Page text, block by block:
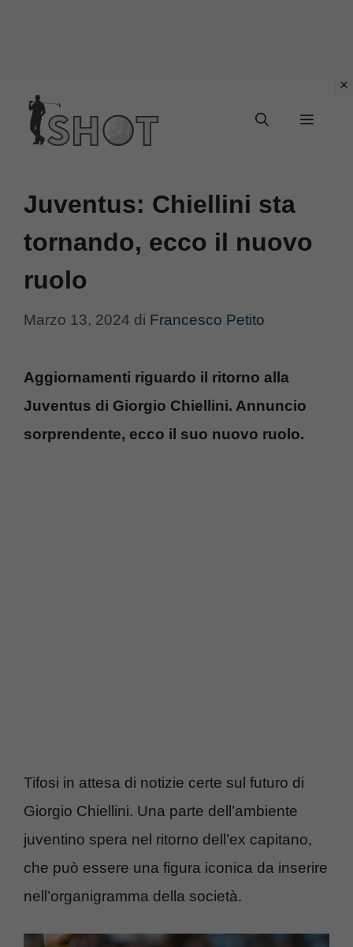
contenuto
Menu
Juventus: Chiellini sta
tornando, ecco il nuovo
ruolo
Marzo 13, 2024 di Francesco Petito
Aggiornamenti riguardo il ritorno alla
Juventus di Giorgio Chiellini. Annuncio
sorprendente, ecco il suo nuovo ruolo.
Tifosi in attesa di notizie certe sul futuro di
Giorgio Chiellini. Una parte dell’ambiente
juventino spera nel ritorno dell’ex capitano,
che può essere una figura iconica da inserire
nell’organigramma della società.